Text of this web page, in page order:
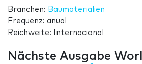
Branchen: Baumaterialien
Frequenz: anual
Reichweite: Internacional
Nächste Ausgabe